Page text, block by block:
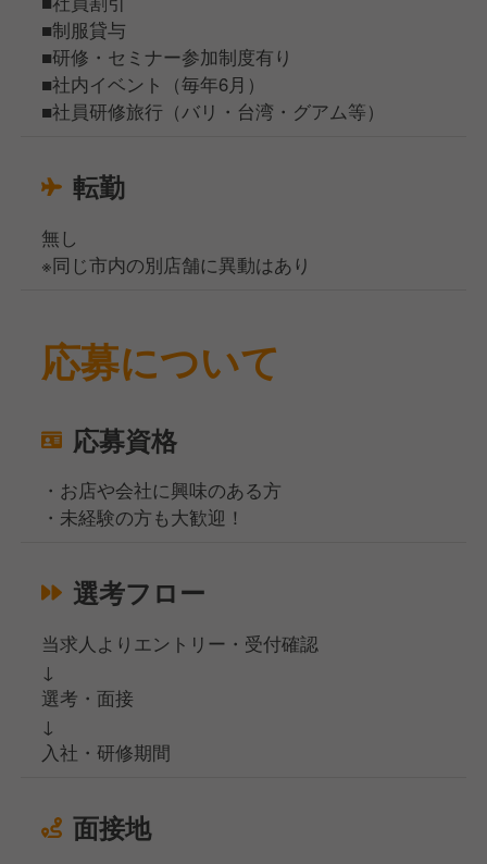
■制服貸与
■研修・セミナー参加制度有り
■社内イベント（毎年6月）
■社員研修旅行（バリ・台湾・グアム等）
転勤
無し
※同じ市内の別店舗に異動はあり
応募について
応募資格
・お店や会社に興味のある方
・未経験の方も大歓迎！
選考フロー
当求人よりエントリー・受付確認
↓
選考・面接
↓
入社・研修期間
面接地